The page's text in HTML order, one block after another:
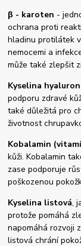
β - karoten -
ochrana proti
hladinu protilátek
nemocemi a
může také zlepšit
Kyselina
podporu zdravé
také důležitá pro
životnost
Kobalamin
kůži. Kobalamin
zase podporuje
poškozenou
Kyselina listová,
protože pomáhá
napomáhá rozvoji
listová chrání